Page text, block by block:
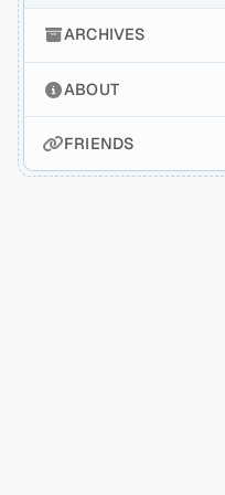
ARCHIVES
ABOUT
FRIENDS